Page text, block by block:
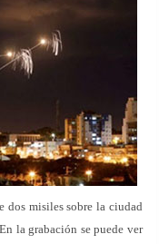
dos misiles sobre la ciudad
la grabación se puede ver